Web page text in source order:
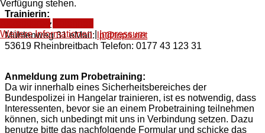
Trainierin:
Lucie Prinz
Mühlenweg 31 eMail: lp@tops.net
53619 Rheinbreitbach Telefon: 0177 43 123 31
Anmeldung zum Probetraining:
Da wir innerhalb eines Sicherheitsbereiches der
Bundespolizei in Hangelar trainieren, ist es notwendig, dass
Interessenten, bevor sie an einem Probetraining teilnehmen
können, sich unbedingt mit uns in Verbindung setzen. Dazu
benutze bitte das nachfolgende Formular und schicke das
Verfügung stehen.
Weitere Informationen|Impressum